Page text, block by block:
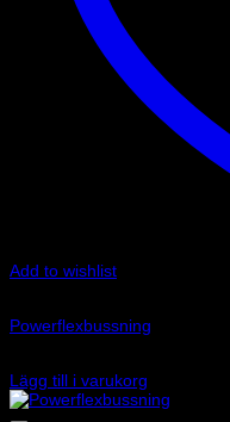
Add to wishlist
Powerflexbussning
Lägg till i varukorg